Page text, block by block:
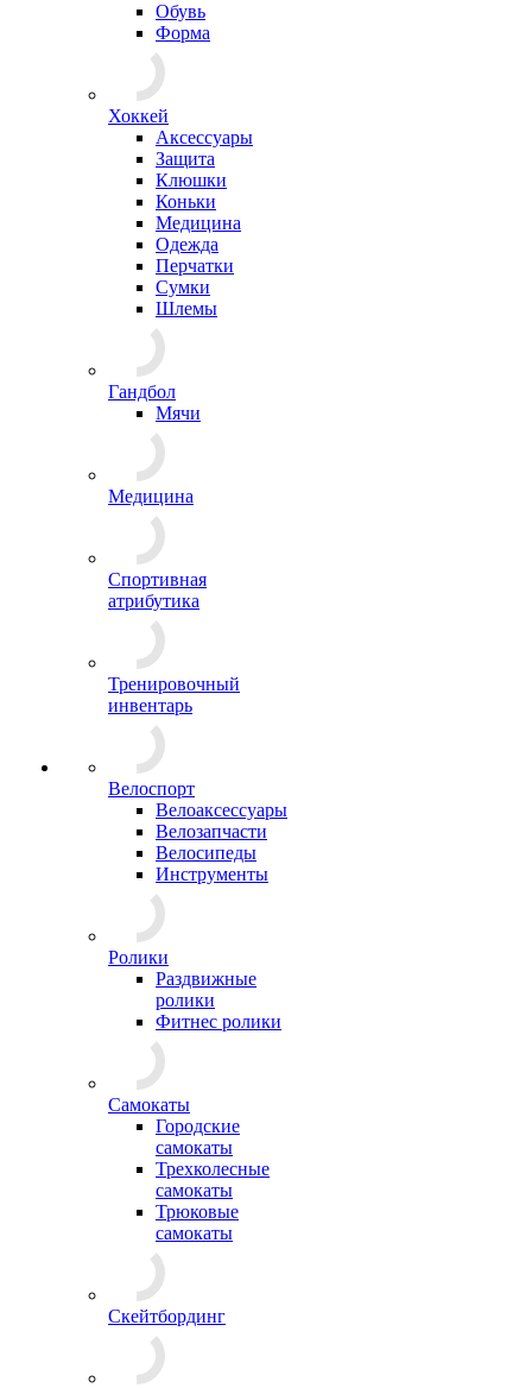
Обувь
Форма
Хоккей
Аксессуары
Защита
Клюшки
Коньки
Медицина
Одежда
Перчатки
Сумки
Шлемы
Гандбол
Мячи
Медицина
Спортивная
атрибутика
Тренировочный
инвентарь
Велоспорт
Велоаксессуары
Велозапчасти
Велосипеды
Инструменты
Ролики
Раздвижные
ролики
Фитнес ролики
Самокаты
Городские
самокаты
Трехколесные
самокаты
Трюковые
самокаты
Скейтбординг